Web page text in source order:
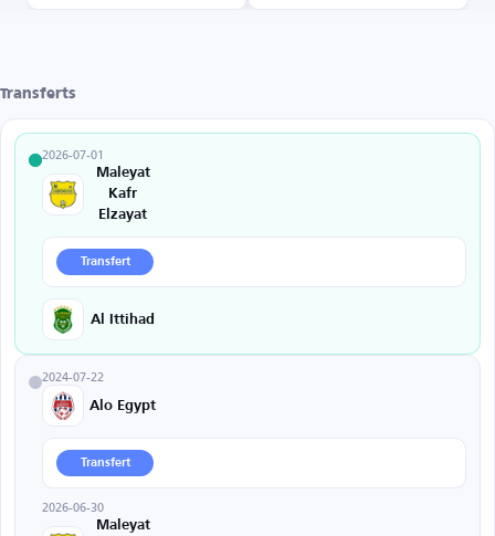
Transferts
2026-07-01
Maleyat
Kafr
Elzayat
Transfert
Al Ittihad
2024-07-22
Alo Egypt
Transfert
2026-06-30
Maleyat